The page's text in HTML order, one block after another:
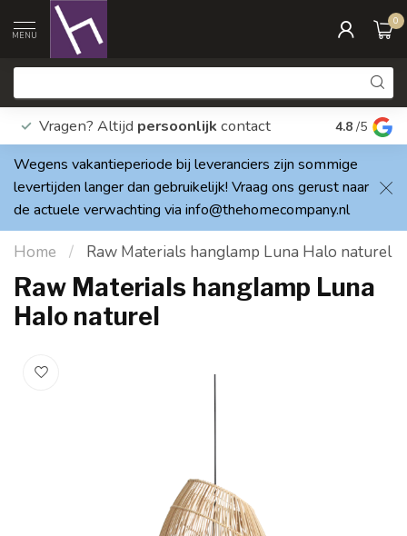
MENU
0
Vragen? Altijd persoonlijk contact Elke dag
4.8 /5
Wegens vakantieperiode bij leveranciers zijn sommige
levertijden langer dan gebruikelijk! Vraag ons gerust naar
de actuele verwachting via info@thehomecompany.nl
Home / Raw Materials hanglamp Luna Halo naturel
Raw Materials hanglamp Luna
Halo naturel